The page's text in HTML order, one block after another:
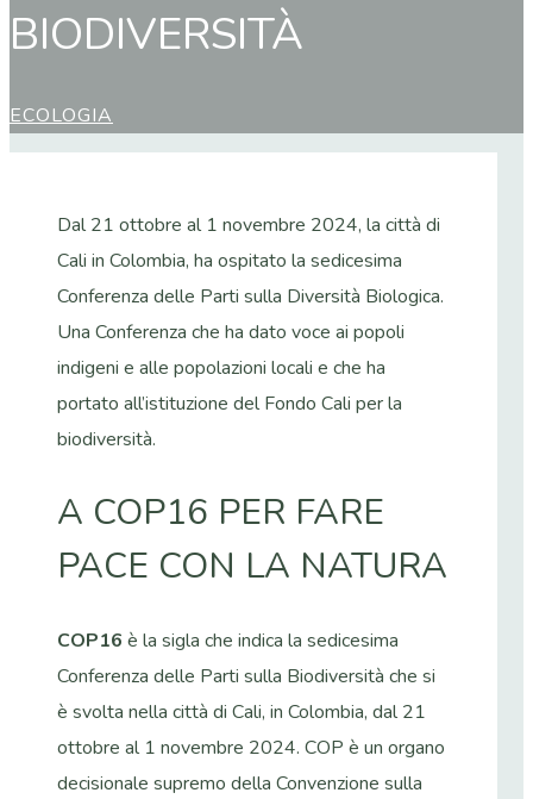
BIODIVERSITÀ
ECOLOGIA
Dal 21 ottobre al 1 novembre 2024, la città di
Cali in Colombia, ha ospitato la sedicesima
Conferenza delle Parti sulla Diversità Biologica.
Una Conferenza che ha dato voce ai popoli
indigeni e alle popolazioni locali e che ha
portato all’istituzione del Fondo Cali per la
biodiversità.
A COP16 PER FARE
PACE CON LA NATURA
COP16 è la sigla che indica la sedicesima
Conferenza delle Parti sulla Biodiversità che si
è svolta nella città di Cali, in Colombia, dal 21
ottobre al 1 novembre 2024. COP è un organo
decisionale supremo della Convenzione sulla